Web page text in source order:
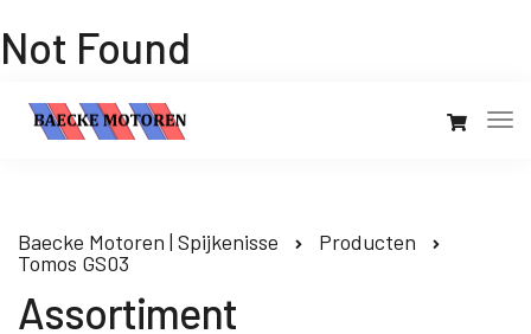
Not Found
Baecke Motoren | Spijkenisse
Producten
Tomos GS03
Assortiment